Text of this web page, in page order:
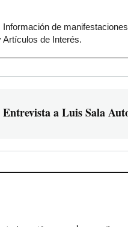
de
de Interés.
Entrevista a Luis Sala